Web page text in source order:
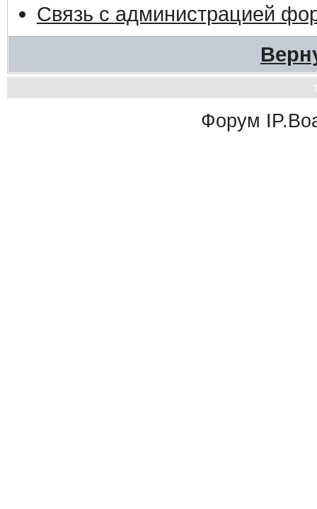
Связь с администрацией
Форум